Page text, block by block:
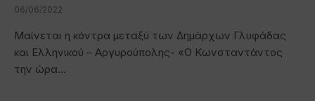
06/06/2022
Μαίνεται η κόντρα μεταξύ των Δημάρχων Γλυφάδας
και Ελληνικού – Αργυρούπολης- «Ο Κωνσταντάντος
την ώρα…